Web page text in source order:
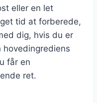
eller en let
tid at forberede,
dig, hvis du er
får en
ret.